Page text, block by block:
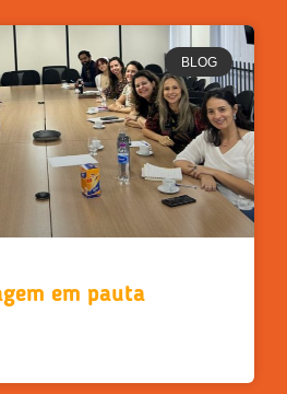
BLOG
em pauta